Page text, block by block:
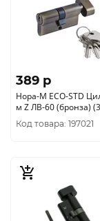
389 p
Нора-М ЕСО-STD
м Z ЛВ-60 (бронза)
Код товара: 197021